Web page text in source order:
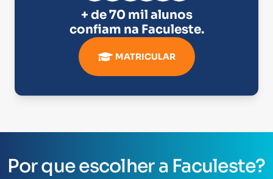
+ de 70 mil alunos
confiam na Faculeste.
MATRICULAR
Por que escolher a Faculeste?